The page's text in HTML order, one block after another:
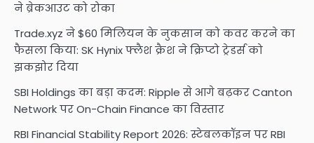
ने ब्रेकआउट को रोका
Trade.xyz ने $60 मिलियन के नुकसान को कवर करने का
फैसला किया: SK Hynix फ्लैश क्रैश ने क्रिप्टो ट्रेडर्स को
झकझोर दिया
SBI Holdings का बड़ा कदम: Ripple से आगे बढ़कर Canton
Network पर On-Chain Finance का विस्तार
RBI Financial Stability Report 2026: स्टेबलकॉइन पर RBI